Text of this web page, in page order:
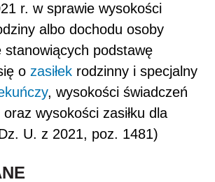
r. w sprawie wysokości
albo dochodu osoby
stanowiących podstawę
o zasiłek rodzinny i specjalny
, wysokości świadczeń
wysokości zasiłku dla
U. z 2021, poz. 1481)